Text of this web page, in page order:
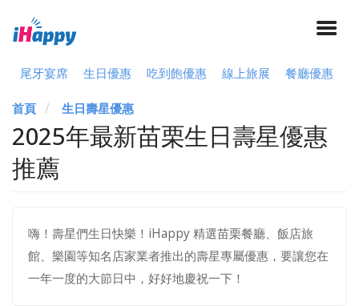
尾牙宴席 生日優惠 吃到飽優惠 線上旅展 餐廳優惠
首頁 生日壽星優惠
2025年最新苗栗生日壽星優惠
推薦
嗨！壽星們生日快樂！iHappy 精選苗栗餐廳、飯店旅
館、樂園等知名店家業者推出的壽星專屬優惠，要讓您在
一年一度的大節日中，好好地慶祝一下！